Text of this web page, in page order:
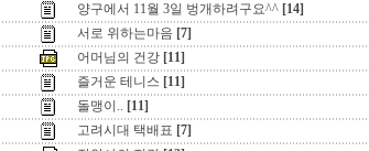
양구에서 11월 3일 벙개하려구요^^ [14]
서로 위하는마음 [7]
어머님의 건강 [11]
즐거운 테니스 [11]
돌맹이.. [11]
고려시대 택배표 [7]